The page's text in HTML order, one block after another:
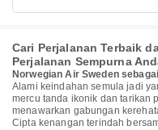
Cari Perjalanan Terbaik
Perjalanan Sempurna
Norwegian Air Sweden
Alami keindahan semula jadi
mercu tanda ikonik dan tarikan
menawarkan gabungan
Cipta kenangan terindah